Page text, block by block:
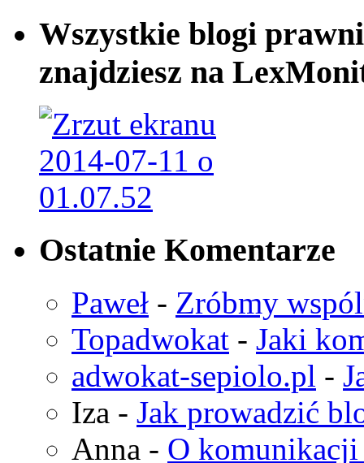
Wszystkie blogi
znajdziesz na
Ostatnie Komentarze
Paweł - Zróbmy
Topadwokat - Jaki
adwokat-sepiolo.pl -
Iza - Jak prowadzić
Anna - O komunikacji